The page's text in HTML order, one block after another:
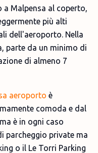
a Malpensa al coperto,
più alti
dell'aeroporto. Nella
parte da un minimo di
di almeno 7
aeroporto è
comoda e dal
è in ogni caso
parcheggio private ma
o il Le Torri Parking